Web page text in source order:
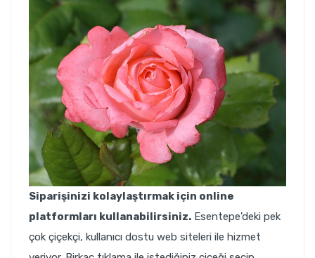
Siparişinizi kolaylaştırmak için online
platformları kullanabilirsiniz. Esentepe'deki pek
çok çiçekçi, kullanıcı dostu web siteleri ile hizmet